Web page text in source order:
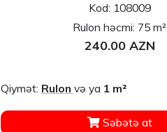
Kod: 108009
Rulon həcmi: 75 m²
240.00 AZN
Qiymət: Rulon və ya 1 m²
Səbətə at